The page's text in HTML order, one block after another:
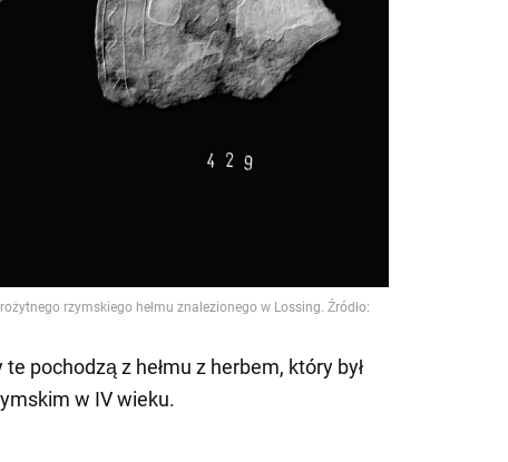
pochodzą z hełmu z herbem, który był
w IV wieku.